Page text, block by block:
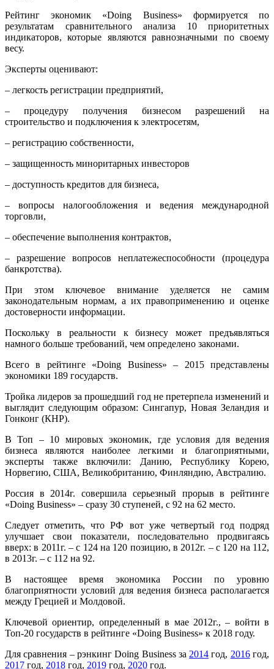
Рейтинг экономик «Doing Business» формируется по
результатам сравнительного анализа 10 приоритетных
индикаторов, которые являются равнозначными по своему
весу.
Эксперты оценивают:
– легкость регистрации предприятий,
– процедуру получения бизнесом разрешений на
строительство и подключения к электросетям,
– регистрацию собственности,
– защищенность миноритарных инвесторов
– доступность кредитов для бизнеса,
– вопросы налогообложения и ведения международной
торговли,
– обеспечение выполнения контрактов,
– разрешение вопросов неплатежеспособности (процедура
банкротства).
При этом ключевое внимание уделяется не самим
законодательным нормам, а их правоприменению и оценке
достоверности информации.
Поскольку в реальности к бизнесу может предъявляться
намного больше требований, чем определено законами.
Всего в рейтинге «Doing Business» – 2015 представлены
экономики 189 государств.
Тройка лидеров за прошедший год не претерпела изменений и
выглядит следующим образом: Сингапур, Новая Зеландия и
Гонконг (КНР).
В Топ – 10 мировых экономик, где условия для ведения
бизнеса являются наиболее легкими и благоприятными,
эксперты также включили: Данию, Республику Корею,
Норвегию, США, Великобританию, Финляндию, Австралию.
Россия в 2014г. совершила серьезный прорыв в рейтинге
«Doing Business» – сразу 30 ступеней, с 92 на 62 место.
Следует отметить, что РФ вот уже четвертый год подряд
улучшает свои показатели, последовательно продвигаясь
вверх: в 2011г. – с 124 на 120 позицию, в 2012г. – с 120 на 112,
в 2013г. – с 112 на 92.
В настоящее время экономика России по уровню
благоприятности условий для ведения бизнеса располагается
между Грецией и Молдовой.
Ключевой ориентир, определенный в мае 2012г., – войти в
Топ-20 государств в рейтинге «Doing Business» к 2018 году.
Для сравнения – рэнкинг Doing Business за 2014 год, 2016год,
2017 год, 2018 год, 2019 год, 2020 год.